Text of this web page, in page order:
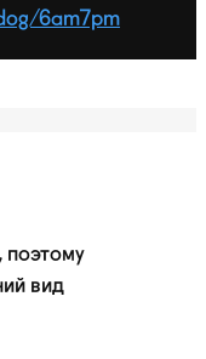
6am7pm
поэтому
вид